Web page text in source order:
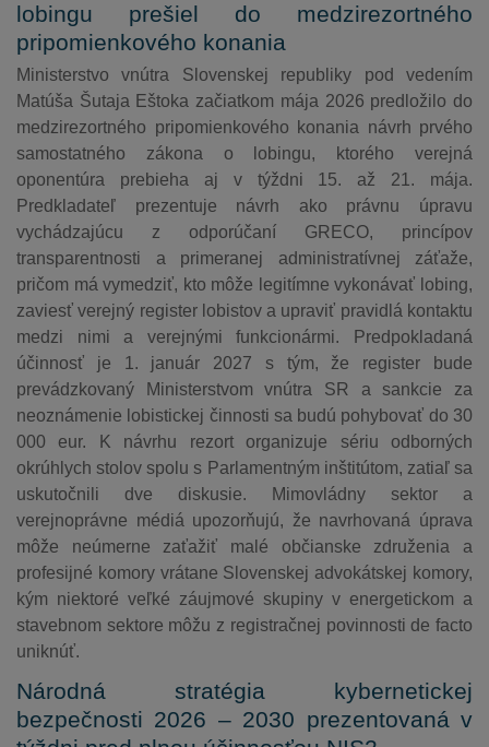
lobingu prešiel do medzirezortného
pripomienkového konania
Ministerstvo vnútra Slovenskej republiky pod vedením
Matúša Šutaja Eštoka začiatkom mája 2026 predložilo do
medzirezortného pripomienkového konania návrh prvého
samostatného zákona o lobingu, ktorého verejná
oponentúra prebieha aj v týždni 15. až 21. mája.
Predkladateľ prezentuje návrh ako právnu úpravu
vychádzajúcu z odporúčaní GRECO, princípov
transparentnosti a primeranej administratívnej záťaže,
pričom má vymedziť, kto môže legitímne vykonávať lobing,
zaviesť verejný register lobistov a upraviť pravidlá kontaktu
medzi nimi a verejnými funkcionármi. Predpokladaná
účinnosť je 1. január 2027 s tým, že register bude
prevádzkovaný Ministerstvom vnútra SR a sankcie za
neoznámenie lobistickej činnosti sa budú pohybovať do 30
000 eur. K návrhu rezort organizuje sériu odborných
okrúhlych stolov spolu s Parlamentným inštitútom, zatiaľ sa
uskutočnili dve diskusie. Mimovládny sektor a
verejnoprávne médiá upozorňujú, že navrhovaná úprava
môže neúmerne zaťažiť malé občianske združenia a
profesijné komory vrátane Slovenskej advokátskej komory,
kým niektoré veľké záujmové skupiny v energetickom a
stavebnom sektore môžu z registračnej povinnosti de facto
uniknúť.
Národná stratégia kybernetickej
bezpečnosti 2026 – 2030 prezentovaná v